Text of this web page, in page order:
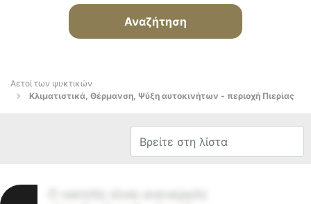
Αναζήτηση
Αετοί των ψυκτικών
Κλιματιστικά, Θέρμανση, Ψύξη αυτοκινήτων - περιοχή Πιερίας